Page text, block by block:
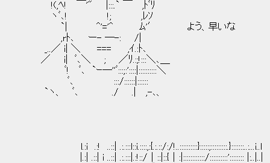
!(,ﾍ! ￣'" |:::.` ￣ ,ﾄﾞﾘ
ヽﾞ､! !; ,ﾚｿ
`| ^'='^ ﾑ'′ よう、早いな
,rﾄ､ ー- ─-: /|
_..／ i| ＼ === ,ｲ.:ﾄ､
／ i| ﾞ､＼ ; ／ﾘ.:;!:::＼､＿
ﾞ! ﾞ､ `ｰ─''ﾞ:::;:'::::|::::::::::＼
ﾞ､ :::/::::::|::::::
`ヽ、 ﾞ､ ./ .| ,-､、
l.:i .:! ..::| .:.:::l::i.::::,:{.:.::/:/!..::::::::::}:::::;:::::::::.}:::::::..:...i..l
|.:| .::| i ..::| .:.:::|.:!::/｜::|::{｜:|::::::::::::/::::::::::':::::::: |:..|..|